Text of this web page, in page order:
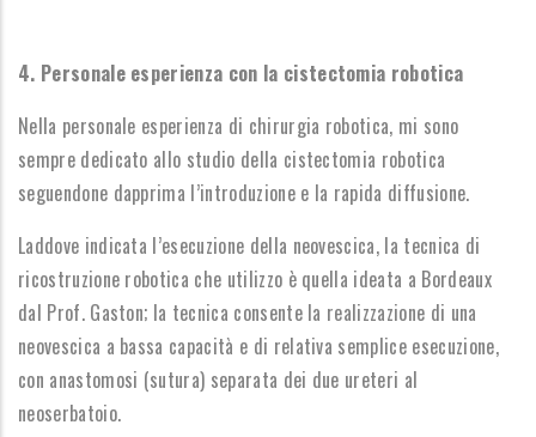
4. Personale esperienza con la cistectomia robotica
Nella personale esperienza di chirurgia robotica, mi sono
sempre dedicato allo studio della cistectomia robotica
seguendone dapprima l’introduzione e la rapida diffusione.
Laddove indicata l’esecuzione della neovescica, la tecnica di
ricostruzione robotica che utilizzo è quella ideata a Bordeaux
dal Prof. Gaston; la tecnica consente la realizzazione di una
neovescica a bassa capacità e di relativa semplice esecuzione,
con anastomosi (sutura) separata dei due ureteri al
neoserbatoio.